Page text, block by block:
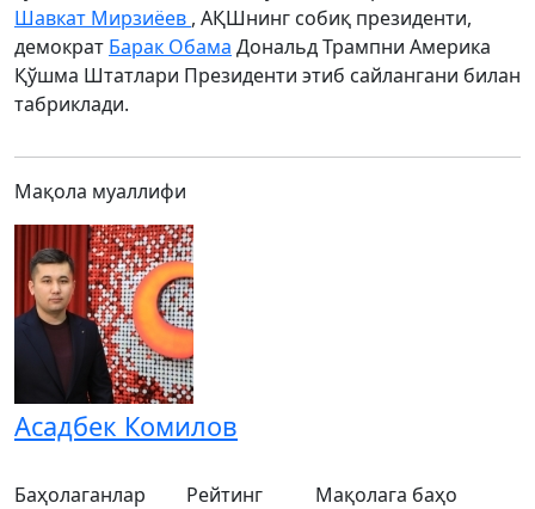
Шавкат Мирзиёев , АҚШнинг собиқ президенти,
демократ Барак Обама Дональд Трампни Америка
Қўшма Штатлари Президенти этиб сайлангани билан
табриклади.
Мақола муаллифи
Асадбек Комилов
Баҳолаганлар
Рейтинг
Мақолага баҳо